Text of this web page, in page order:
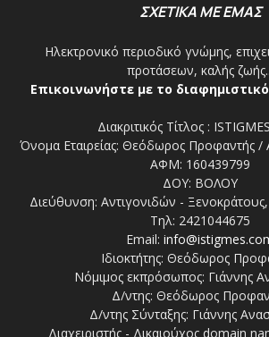
ΣΧΕΤΙΚΑ ΜΕ ΕΜΑΣ
Ηλεκτρονικό περιοδικό γνώμης,
προτάσεων, καλής
Επικοινωνήστε με το
Διακριτικός Τίτλος :
Όνομα Εταιρείας: Θεόδωρος Προφαντής /
ΑΦΜ: 160439799
ΔΟΥ: ΒΟΛΟΥ
Διεύθυνση: Αντιγονιδών -
Τηλ: 2421044675
Email:
Ιδιοκτήτης: Θεόδωρος
Νόμιμος εκπρόσωπος: Γιάννης
Δ/ντης: Θεόδωρος
Δ/ντης Σύνταξης: Γιάννης
Διαχειριστής - Δικαιούχος domain